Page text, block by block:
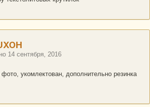
14 сентября, 2016
укомлектован, дополнительно резинка